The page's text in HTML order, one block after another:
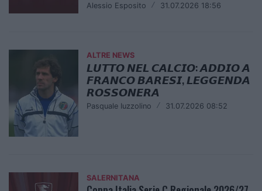
Alessio Esposito / 31.07.2026 18:56
ALTRE NEWS
𝙇𝙐𝙏𝙏𝙊 𝙉𝙀𝙇 𝘾𝘼𝙇𝘾𝙄𝙊: 𝘼𝘿𝘿𝙄𝙊 𝘼
𝙁𝙍𝘼𝙉𝘾𝙊 𝘽𝘼𝙍𝙀𝙎𝙄, 𝙇𝙀𝙂𝙂𝙀𝙉𝘿𝘼
𝙍𝙊𝙎𝙎𝙊𝙉𝙀𝙍𝘼
Pasquale Iuzzolino / 31.07.2026 08:52
SALERNITANA